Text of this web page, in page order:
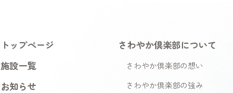
トップページ
施設一覧
お知らせ
さわやか倶楽部について
さわやか倶楽部の想い
さわやか倶楽部の強み